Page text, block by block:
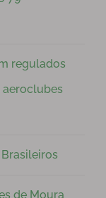
regulados
aeroclubes
de Moura